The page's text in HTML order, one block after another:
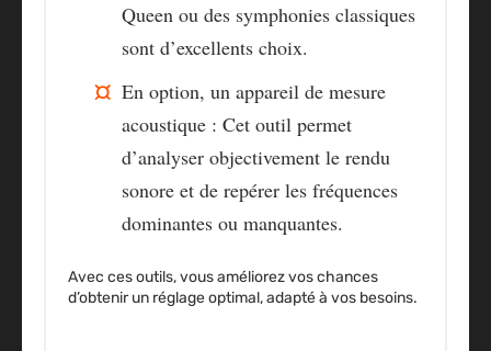
Queen ou des symphonies classiques
sont d’excellents choix.
En option, un appareil de mesure
acoustique : Cet outil permet
d’analyser objectivement le rendu
sonore et de repérer les fréquences
dominantes ou manquantes.
Avec ces outils, vous améliorez vos chances
d’obtenir un réglage optimal, adapté à vos besoins.